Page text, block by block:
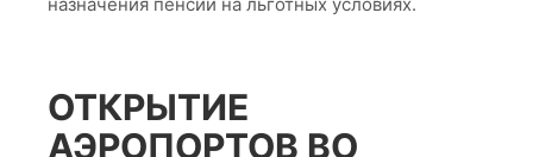
ОТКРЫТИЕ
АЭРОПОРТОВ ВО